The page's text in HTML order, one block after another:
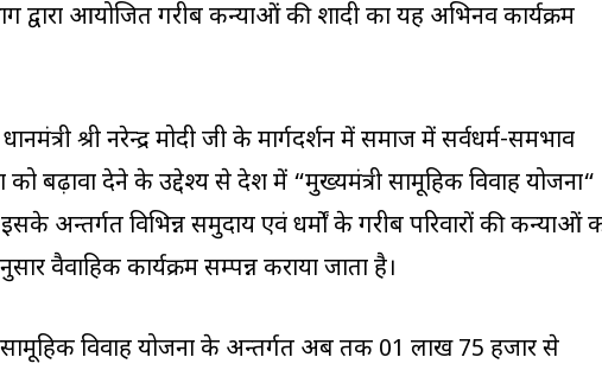
द्वारा आयोजित गरीब कन्याओं की शादी का यह अभिनव कार्यक्रम
श्री नरेन्द्र मोदी जी के मार्गदर्शन में समाज में सर्वधर्म-समभाव
बढ़ावा देने के उद्देश्य से प्रदेश में “मुख्यमंत्री सामूहिक विवाह योजना“
अन्तर्गत विभिन्न समुदाय एवं धर्मों के गरीब परिवारों की कन्याओं
वैवाहिक कार्यक्रम सम्पन्न कराया जाता है।
सामूहिक विवाह योजना के अन्तर्गत अब तक 01 लाख 75 हजार से